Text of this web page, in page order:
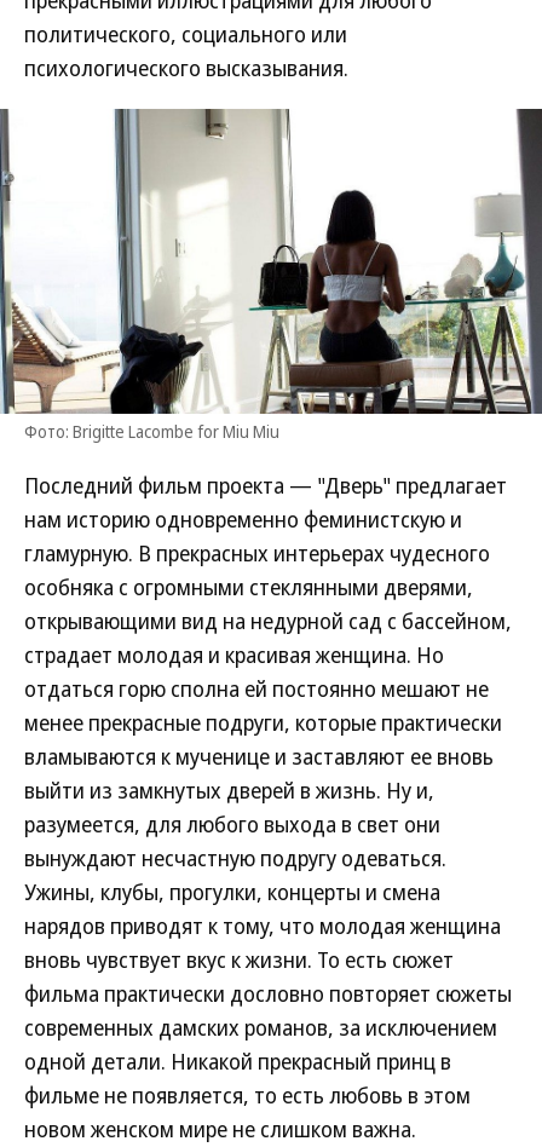
политического, социального или
психологического высказывания.
Фото: Brigitte Lacombe for Miu Miu
Последний фильм проекта — "Дверь" предлагает
нам историю одновременно феминистскую и
гламурную. В прекрасных интерьерах чудесного
особняка с огромными стеклянными дверями,
открывающими вид на недурной сад с бассейном,
страдает молодая и красивая женщина. Но
отдаться горю сполна ей постоянно мешают не
менее прекрасные подруги, которые практически
вламываются к мученице и заставляют ее вновь
выйти из замкнутых дверей в жизнь. Ну и,
разумеется, для любого выхода в свет они
вынуждают несчастную подругу одеваться.
Ужины, клубы, прогулки, концерты и смена
нарядов приводят к тому, что молодая женщина
вновь чувствует вкус к жизни. То есть сюжет
фильма практически дословно повторяет сюжеты
современных дамских романов, за исключением
одной детали. Никакой прекрасный принц в
фильме не появляется, то есть любовь в этом
новом женском мире не слишком важна.